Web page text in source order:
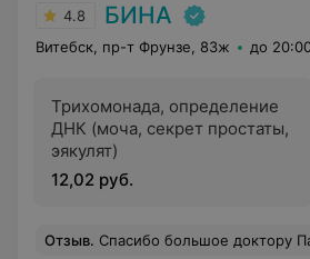
4.8 БИНА
Витебск, пр-т Фрунзе, 83ж до
Трихомонада, определение
ДНК (моча, секрет простаты,
эякулят)
12,02 руб.
Отзыв. Спасибо большое доктору Павленко Александру Валентиновичу! 13 марта 2025 он провел мне операцию верхняя блефаропластика. Сегодня снял швы, и я не могу нарадоваться, как это красиво! Взгляд